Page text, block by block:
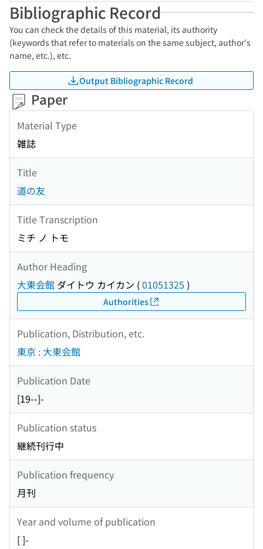
Bibliographic Record
You can check the details of this material, its authority
(keywords that refer to materials on the same subject, author's
name, etc.), etc.
Output Bibliographic Record
Paper
Material Type
雑誌
Title
道の友
Title Transcription
ミチ ノ トモ
Author Heading
大東会館 ダイトウ カイカン (01051325 )
Authorities
Publication, Distribution, etc.
東京 : 大東会館
Publication Date
[19--]-
Publication status
継続刊行中
Publication frequency
月刊
Year and volume of publication
[ ]-